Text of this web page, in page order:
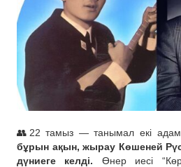
👥22 тамыз — танымал екі
бұрын ақын, жырау Көшеней
дүниеге келді. Өнер иесі